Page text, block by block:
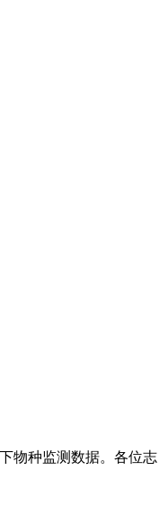
物种监测数据。各位志